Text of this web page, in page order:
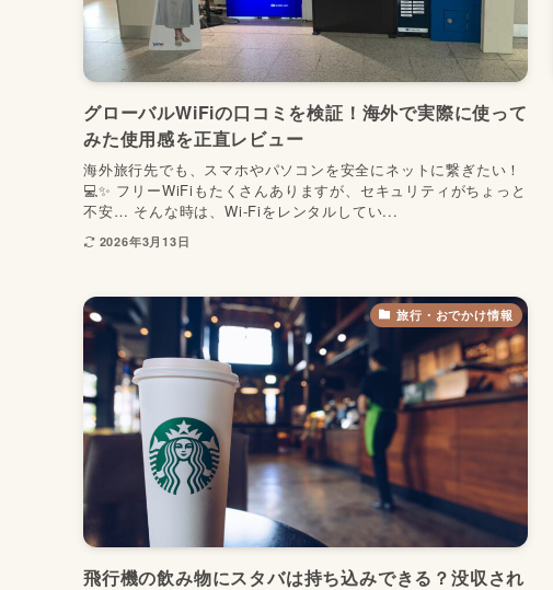
グローバルWiFiの口コミを検証！海外で実際に使って
みた使用感を正直レビュー
海外旅行先でも、スマホやパソコンを安全にネットに繋ぎたい！
💻✨ フリーWiFiもたくさんありますが、セキュリティがちょっと
不安… そんな時は、Wi-Fiをレンタルしてい...
2026年3月13日
旅行・おでかけ情報
飛行機の飲み物にスタバは持ち込みできる？没収され